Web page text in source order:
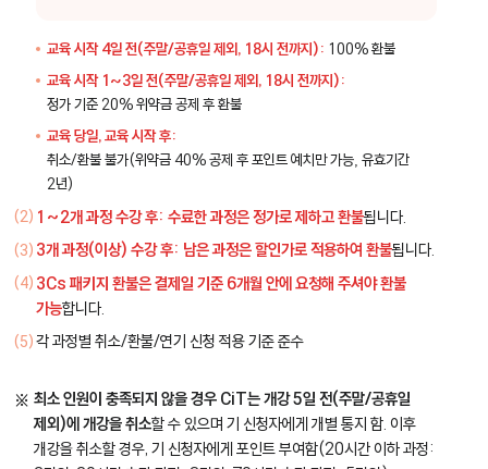
교육 시작 4일 전(주말/공휴일 제외, 18시 전까지): 100% 환불
교육 시작 1~3일 전(주말/공휴일 제외, 18시 전까지):
정가 기준 20% 위약금 공제 후 환불
교육 당일, 교육 시작 후:
취소/환불 불가(위약금 40% 공제 후 포인트 예치만 가능, 유효기간
2년)
1~2개 과정 수강 후: 수료한 과정은 정가로 제하고 환불됩니다.
3개 과정(이상) 수강 후: 남은 과정은 할인가로 적용하여 환불됩니다.
3Cs 패키지 환불은 결제일 기준 6개월 안에 요청해 주셔야 환불
가능합니다.
각 과정별 취소/환불/연기 신청 적용 기준 준수
최소 인원이 충족되지 않을 경우 CiT는 개강 5일 전(주말/공휴일
제외)에 개강을 취소할 수 있으며 기 신청자에게 개별 통지 함. 이후
개강을 취소할 경우, 기 신청자에게 포인트 부여함(20시간 이하 과정: